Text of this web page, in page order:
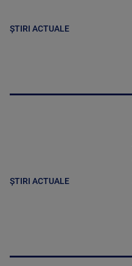
ȘTIRI ACTUALE
ȘTIRI ACTUALE